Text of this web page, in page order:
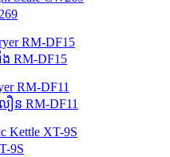
ង RM-DF15
ន RM-DF11
9S